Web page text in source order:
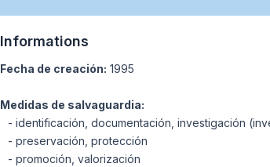
Informations
Fecha de creación: 1995
Medidas de salvaguardia:
- identificación, documentación, investigación
- preservación, protección
- promoción, valorización